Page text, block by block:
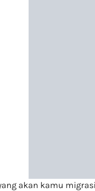
akan kamu